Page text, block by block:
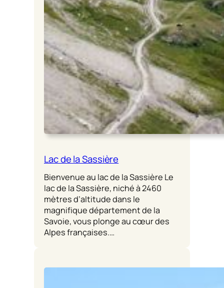
Lac de la Sassière
Bienvenue au lac de la Sassière Le
lac de la Sassière, niché à 2460
mètres d’altitude dans le
magnifique département de la
Savoie, vous plonge au cœur des
Alpes françaises.…